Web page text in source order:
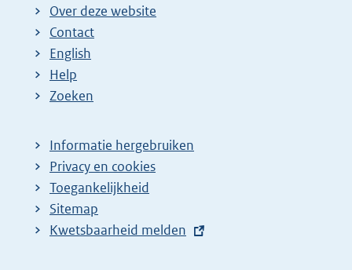
Over deze website
Contact
English
Help
Zoeken
Informatie hergebruiken
Privacy en cookies
Toegankelijkheid
Sitemap
E
Kwetsbaarheid melden